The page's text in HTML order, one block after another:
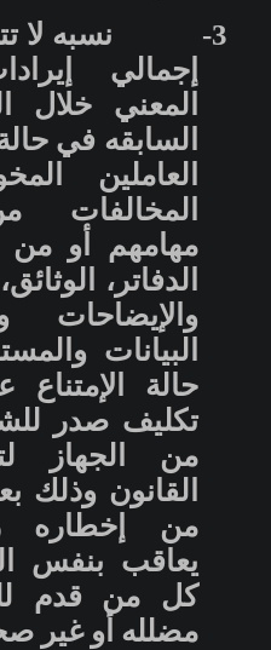
3-
إجمالي
المعني خلال
السابقه في
العاملين
المخالفات
مهامهم أو من
الدفاتر،
والإيضاحات
البيانات
حالة
تكليف صدر
من الجهاز
القانون وذلك
من إخطاره
يعاقب بنفس
كل من قدم
مضلله أو غير